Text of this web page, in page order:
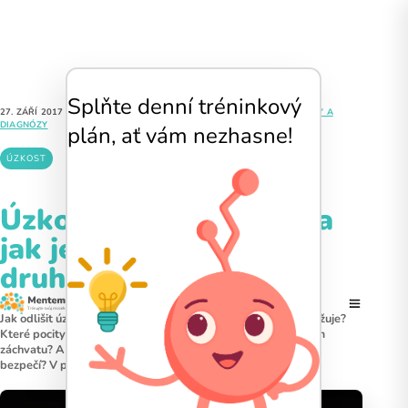
Splňte denní tréninkový
plán, ať vám nezhasne!
27. ZÁŘÍ 2017 |5 MINUT ČTENÍ|MGR. KRISTÍNA MEDALOVÁ|PORUCHY A
DIAGNÓZY
ÚZKOST
Úzkost, panické ataky a
jak je zvládat (část
druhá)
Jak odlišit úzkost, která nás chrání, od úzkosti, která nás ohrožuje?
Které pocity a myšlenky člověk obvykle prožívá při panickém
záchvatu? A jak se ze stavu zaplavení dostat zpátky k pocitu
bezpečí? V první…